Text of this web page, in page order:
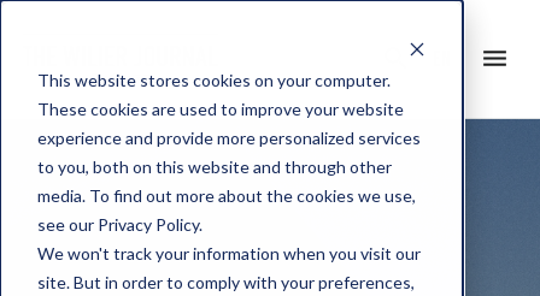
This website stores cookies on your computer.
These cookies are used to improve your website
experience and provide more personalized services
to you, both on this website and through other
media. To find out more about the cookies we use,
see our Privacy Policy.
We won't track your information when you visit our
site. But in order to comply with your preferences,
menu
search